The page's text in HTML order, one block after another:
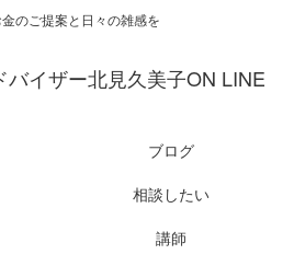
のご提案と日々の雑感を
バイザー北見久美子ON LINE
ブログ
相談したい
講師